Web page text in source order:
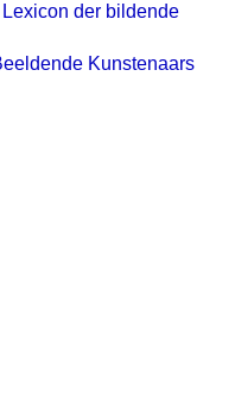
der bildende
Kunstenaars